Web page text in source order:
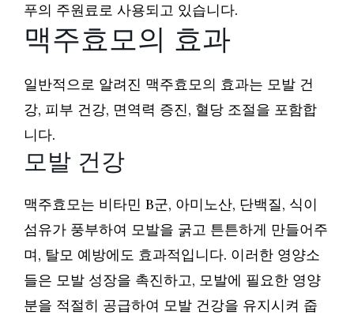
푸의 주원료로 사용되고 있습니다.
맥주효모의 효과
일반적으로 알려진 맥주효모의 효과는 모발 건
강, 피부 건강, 면역력 증진, 혈당 조절을 포함합
니다.
모발 건강
맥주효모는 비타민 B군, 아미노산, 단백질, 식이
섬유가 풍부하여 모발을 굵고 튼튼하게 만들어주
며, 탈모 예방에도 효과적입니다. 이러한 영양소
들은 모발 성장을 촉진하고, 모발에 필요한 영양
분을 적절히 공급하여 모발 건강을 유지시켜 줍